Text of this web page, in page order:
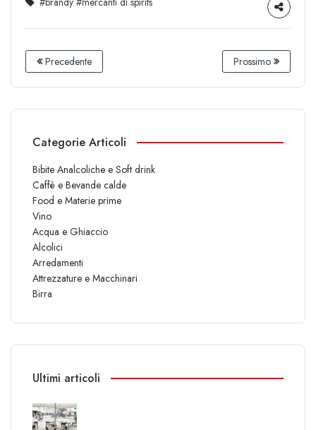
Precedente Prossimo
Categorie Articoli
Bibite Analcoliche e Soft drink
Caffè e Bevande calde
Food e Materie prime
Vino
Acqua e Ghiaccio
Alcolici
Arredamenti
Attrezzature e Macchinari
Birra
Ultimi articoli